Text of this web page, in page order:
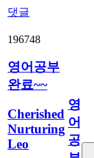
댓글
196748
영어공부
완료~~
Cherished
Nurturing
Leo
영
어
공